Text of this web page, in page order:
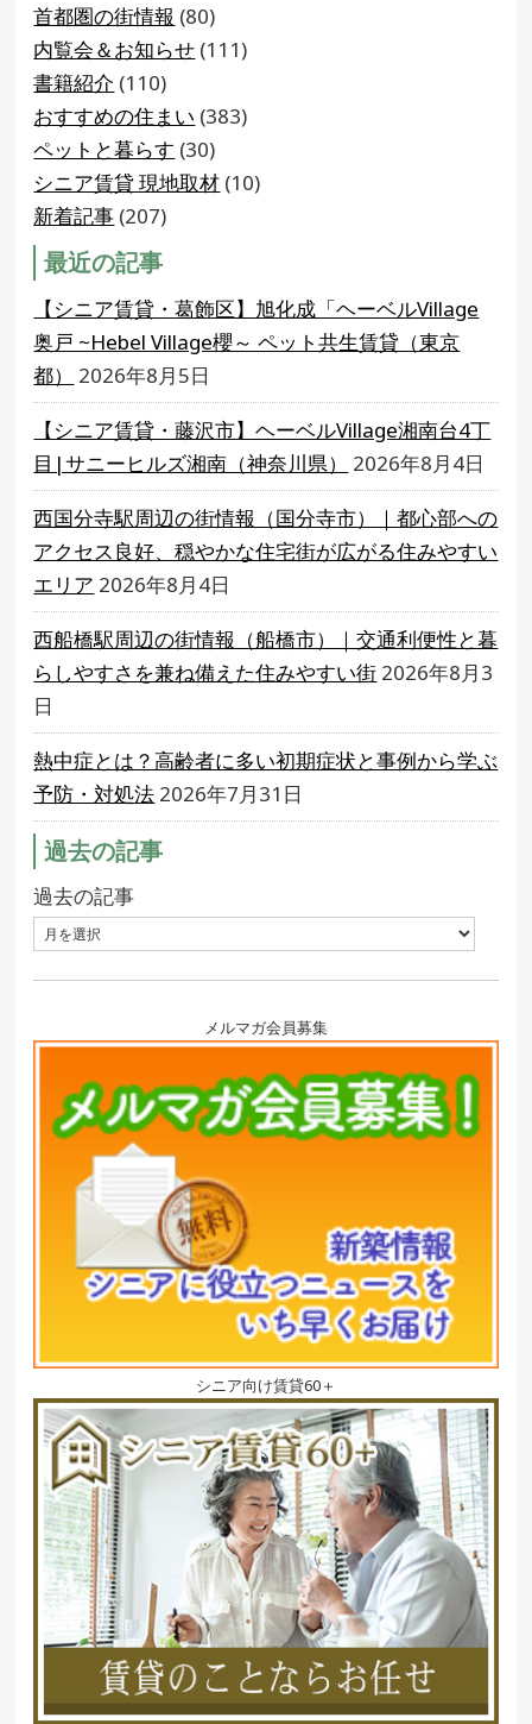
首都圏の街情報 (80)
内覧会＆お知らせ (111)
書籍紹介 (110)
おすすめの住まい (383)
ペットと暮らす (30)
シニア賃貸 現地取材 (10)
新着記事 (207)
最近の記事
【シニア賃貸・葛飾区】旭化成「ヘーベルVillage
奥戸 ~Hebel Village櫻～ ペット共生賃貸（東京
都）
2026年8月5日
【シニア賃貸・藤沢市】ヘーベルVillage湘南台4丁
目|サニーヒルズ湘南（神奈川県）
2026年8月4日
西国分寺駅周辺の街情報（国分寺市）｜都心部への
アクセス良好、穏やかな住宅街が広がる住みやすい
エリア 2026年8月4日
西船橋駅周辺の街情報（船橋市）｜交通利便性と暮
らしやすさを兼ね備えた住みやすい街 2026年8月3
日
熱中症とは？高齢者に多い初期症状と事例から学ぶ
予防・対処法 2026年7月31日
過去の記事
過去の記事
メルマガ会員募集
シニア向け賃貸60＋